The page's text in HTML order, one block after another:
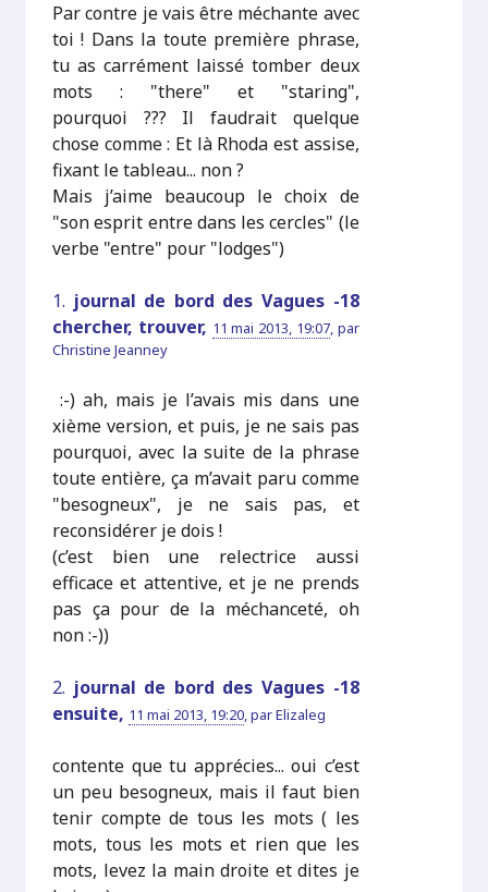
Par contre je vais être méchante avec
toi ! Dans la toute première phrase,
tu as carrément laissé tomber deux
mots : "there" et "staring",
pourquoi ??? Il faudrait quelque
chose comme : Et là Rhoda est assise,
fixant le tableau... non ?
Mais j’aime beaucoup le choix de
"son esprit entre dans les cercles" (le
verbe "entre" pour "lodges")
1. journal de bord des Vagues -18
chercher, trouver, 11 mai 2013, 19:07, par
Christine Jeanney
:-) ah, mais je l’avais mis dans une
xième version, et puis, je ne sais pas
pourquoi, avec la suite de la phrase
toute entière, ça m’avait paru comme
"besogneux", je ne sais pas, et
reconsidérer je dois !
(c’est bien une relectrice aussi
efficace et attentive, et je ne prends
pas ça pour de la méchanceté, oh
non :-))
2. journal de bord des Vagues -18
ensuite, 11 mai 2013, 19:20,parElizaleg
contente que tu apprécies... oui c’est
un peu besogneux, mais il faut bien
tenir compte de tous les mots ( les
mots, tous les mots et rien que les
mots, levez la main droite et dites je